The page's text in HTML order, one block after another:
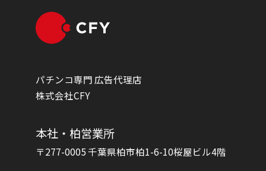
パチンコ専門 広告代理店
株式会社CFY
本社・柏営業所
〒277-0005 千葉県柏市柏1-6-10桜屋ビル4階